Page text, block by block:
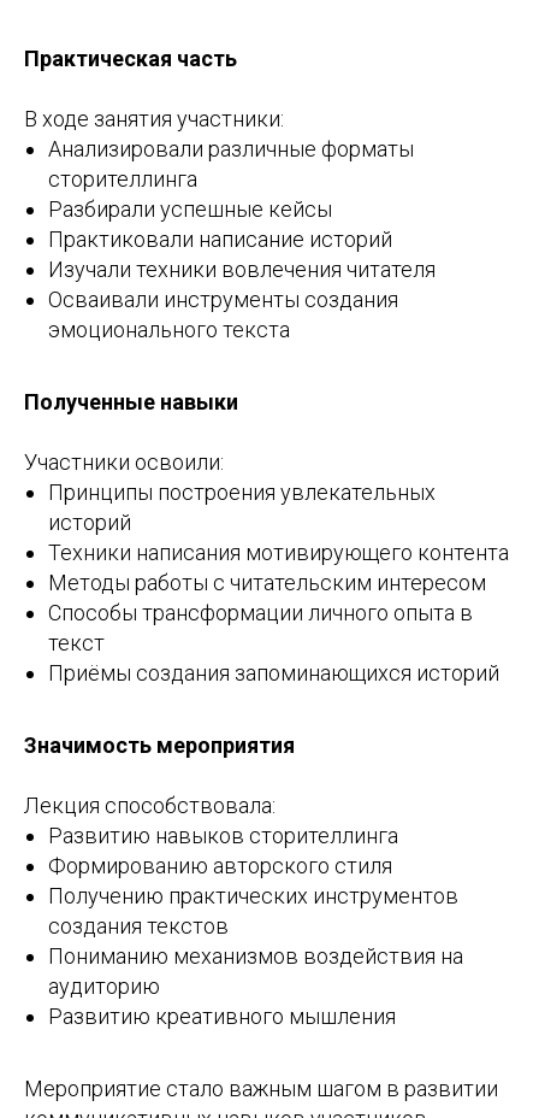
Практическая часть
В ходе занятия участники:
Анализировали различные форматы
сторителлинга
Разбирали успешные кейсы
Практиковали написание историй
Изучали техники вовлечения читателя
Осваивали инструменты создания
эмоционального текста
Полученные навыки
Участники освоили:
Принципы построения увлекательных
историй
Техники написания мотивирующего контента
Методы работы с читательским интересом
Способы трансформации личного опыта в
текст
Приёмы создания запоминающихся историй
Значимость мероприятия
Лекция способствовала:
Развитию навыков сторителлинга
Формированию авторского стиля
Получению практических инструментов
создания текстов
Пониманию механизмов воздействия на
аудиторию
Развитию креативного мышления
Мероприятие стало важным шагом в развитии